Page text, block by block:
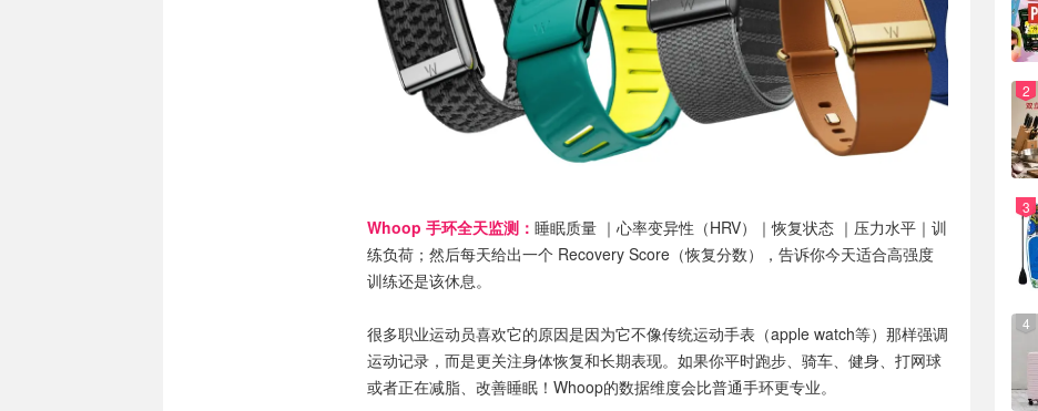
Whoop 手环全天监测： 睡眠质量 ｜心率变异性（HRV）｜恢复状态 ｜压力水平｜训
练负荷；然后每天给出一个 Recovery Score（恢复分数），告诉你今天适合高强度
训练还是该休息。
很多职业运动员喜欢它的原因是因为它不像传统运动手表（apple watch等）那样强调
运动记录，而是更关注身体恢复和长期表现。如果你平时跑步、骑车、健身、打网球
或者正在减脂、改善睡眠！Whoop的数据维度会比普通手环更专业。